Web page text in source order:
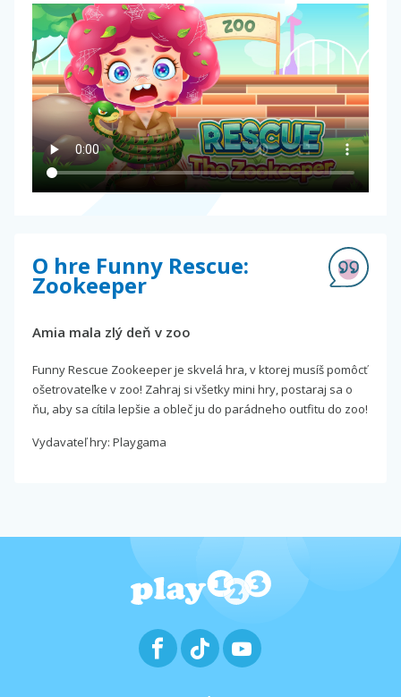
O hre Funny Rescue:
Zookeeper
Amia mala zlý deň v zoo
Funny Rescue Zookeeper je skvelá hra, v ktorej musíš pomôcť
ošetrovateľke v zoo! Zahraj si všetky mini hry, postaraj sa o
ňu, aby sa cítila lepšie a obleč ju do parádneho outfitu do zoo!
Vydavateľ hry: Playgama